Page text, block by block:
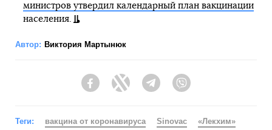
министров утвердил календарный план вакцинации
населения.
Автор: Виктория Мартынюк
FacebookTwitter Telegram
Теги: вакцина от коронавируса Sinovac «Лекхим»